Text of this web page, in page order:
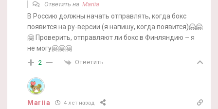
Ответить на Mariia
В Россию должны начать отправлять, когда бокс
появится на ру-версии (я напишу, когда появится)🤗🤗
🤗 Проверить, отправляют ли бокс в Финляндию – я
не могу🤗🤗🤗
2 Ответить
Mariia 4 лет назад